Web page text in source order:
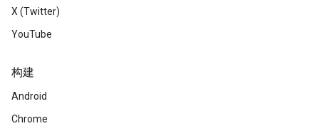
X (Twitter)
YouTube
构建
Android
Chrome